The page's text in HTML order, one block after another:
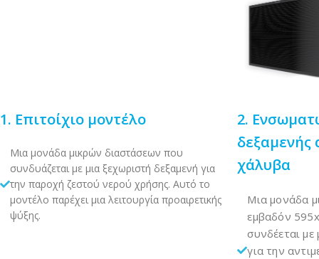
1. Επιτοίχιο μοντέλο
Μια μονάδα μικρών διαστάσεων που
συνδυάζεται με μια ξεχωριστή δεξαμενή για
την παροχή ζεστού νερού χρήσης. Αυτό το
μοντέλο παρέχει μια λειτουργία προαιρετικής
ψύξης.
2.
δεξαμενής
χάλυβα
Μια μονάδα
εμβαδόν
συνδέεται με
για την